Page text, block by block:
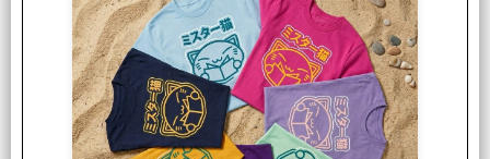
I CLIENTI CHE HANNO ACQUISTATO QUESTO
PRODOTTO, HANNO SCELTO ANCHE QUESTI
ARTICOLI